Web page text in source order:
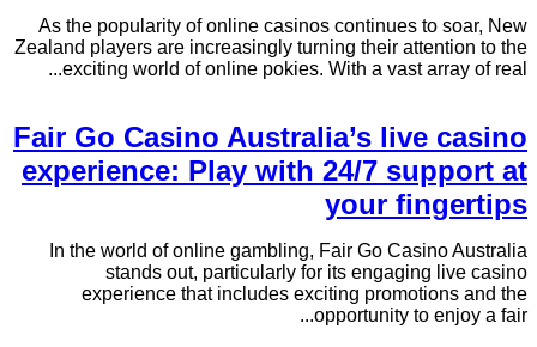
As the popularity of online casinos continues to soar, New
Zealand players are increasingly turning their attention to the
exciting world of online pokies. With a vast array of real...
Fair Go Casino Australia’s live casino
experience: Play with 24/7 support at
your fingertips
In the world of online gambling, Fair Go Casino Australia
stands out, particularly for its engaging live casino
experience that includes exciting promotions and the
opportunity to enjoy a fair...